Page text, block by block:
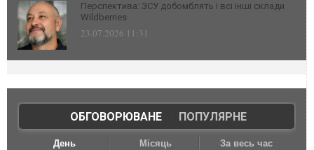
Перспектива: ЗСУ добомблять і всі інші склади
Wildberries
23.07.2026 11:31
ОБГОВОРЮВАНЕ| ПОПУЛЯРНЕ
День Місяць За весь час